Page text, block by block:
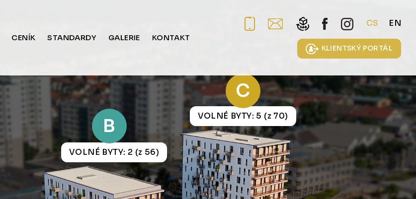
CENÍK STANDARDY GALERIE KONTAKT
CS EN
KLIENTSKÝ PORTÁL
B
C
VOLNÉ BYTY: 2 (z 56)
VOLNÉ BYTY: 5 (z 70)